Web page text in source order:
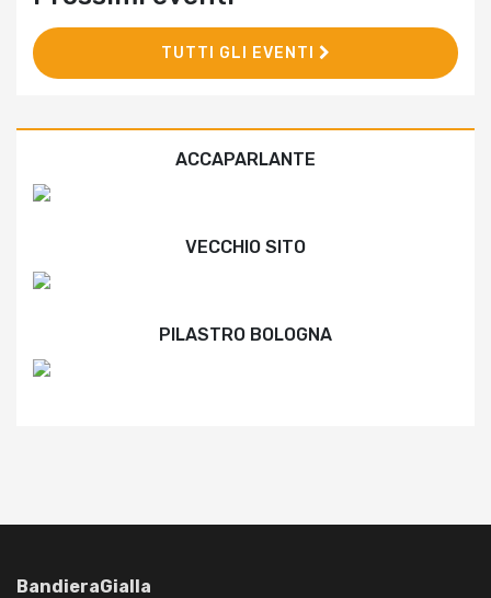
TUTTI GLI EVENTI
ACCAPARLANTE
VECCHIO SITO
PILASTRO BOLOGNA
BandieraGialla